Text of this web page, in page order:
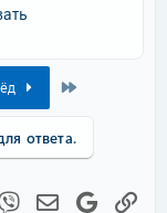
ответа.
Viber Google